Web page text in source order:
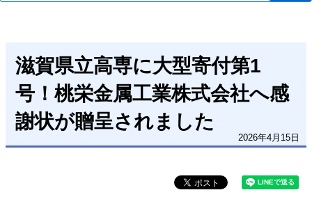
滋賀県立高専に大型寄付第1
号！桃栄金属工業株式会社へ感
謝状が贈呈されました
2026年4月15日